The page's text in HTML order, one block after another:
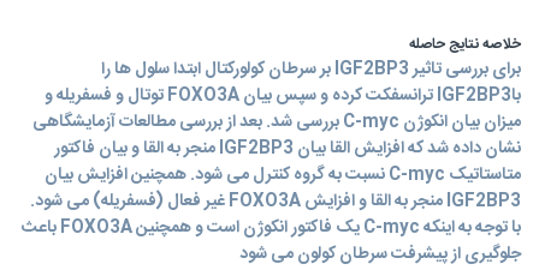
خلاصه نتایج حاصله
برای بررسی تاثیر IGF2BP3 بر سرطان کولورکتال ابتدا سلول ها را
باIGF2BP3 ترانسفکت کرده و سپس بیان FOXO3A توتال و فسفریله و
میزان بیان انکوژن C-myc بررسی شد. بعد از بررسی مطالعات آزمایشگاهی
نشان داده شد که افزایش القا بیان IGF2BP3 منجر به القا و بیان فاکتور
متاستاتیک C-myc نسبت به گروه کنترل می شود. همچنین افزایش بیان
IGF2BP3 منجر به القا و افزایش FOXO3A غیر فعال (فسفریله) می شود.
با توجه به اینکه C-myc یک فاکتور انکوژن است و همچنین FOXO3A باعث
جلوگیری از پیشرفت سرطان کولون می شود